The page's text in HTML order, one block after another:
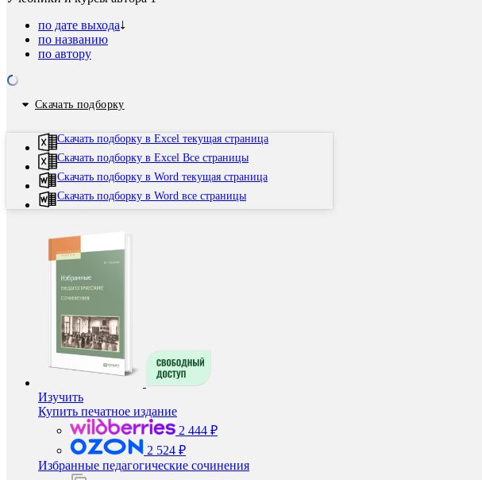
по дате выхода
по названию
по автору
Скачать подборку
Скачать подборку в Excel текущая страница
Скачать подборку в Excel Все страницы
Скачать подборку в Word текущая страница
Скачать подборку в Word все страницы
Изучить
Купить печатное издание
2 444 ₽
2 524 ₽
Избранные педагогические сочинения